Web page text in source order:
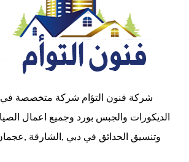
شركة فنون التؤام شركة متخصصة في
الديكورات والجبس بورد وجميع اعمال
وتنسيق الحدائق في دبي ,الشارقة